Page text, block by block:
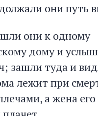
они путь
они к одному
дому и
зашли туда и
лежит при
а жена